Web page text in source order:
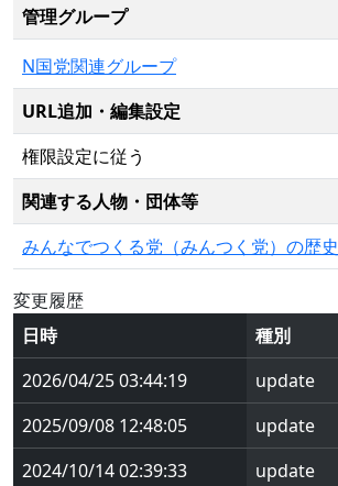
管理グループ
N国党関連グループ
URL追加・編集設定
権限設定に従う
関連する人物・団体等
みんなでつくる党（みんつく党）の歴史
変更履歴
日時
種別
2026/04/25 03:44:19
update
2025/09/08 12:48:05
update
2024/10/14 02:39:33
update